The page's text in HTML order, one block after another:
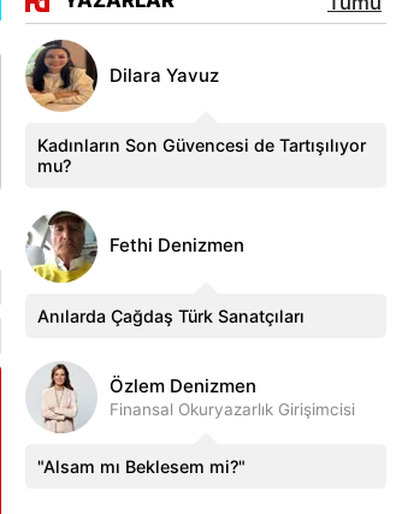
Dilara Yavuz
Kadınların Son Güvencesi de Tartışılıyor
mu?
Fethi Denizmen
Anılarda Çağdaş Türk Sanatçıları
Özlem Denizmen
Finansal Okuryazarlık Girişimcisi
"Alsam mı Beklesem mi?"